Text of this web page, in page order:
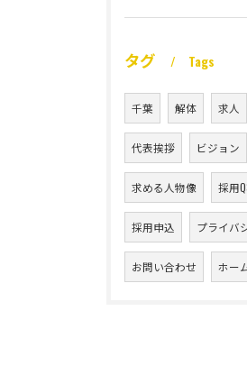
タグ Tags
千葉 解体 求人
代表挨拶 ビジョン
求める人物像 採用
採用申込 プライバ
お問い合わせ ホー